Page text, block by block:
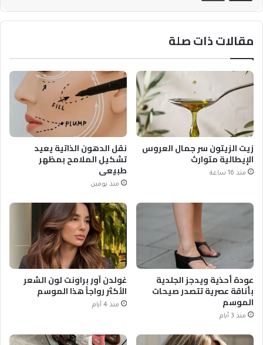
مقالات ذات صلة
زيت الزيتون سر جمال العروس
الإيطالية متوارث
منذ 16 ساعة
نقل الدهون الذاتية يعيد
تشكيل الملامح بمظهر
طبيعي
منذ يومين
عودة أحذية ويدجز الجلدية
بأناقة عصرية تتصدر صيحات
الموسم
منذ 3 أيام
غولدن آور براونت لون الشعر
الأكثر رواجاً هذا الموسم
منذ 4 أيام